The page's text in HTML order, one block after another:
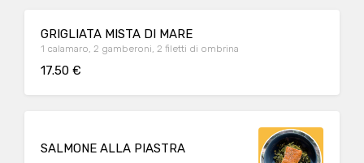
GRIGLIATA MISTA DI MARE
1 calamaro, 2 gamberoni, 2 filetti di ombrina
17.50 €
SALMONE ALLA PIASTRA